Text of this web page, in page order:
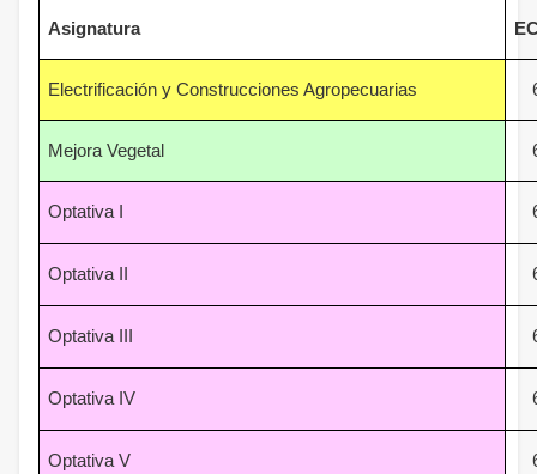
Asignatura
Electrificación y Construcciones Agropecuarias
Mejora Vegetal
Optativa I
Optativa II
Optativa III
Optativa IV
Optativa V